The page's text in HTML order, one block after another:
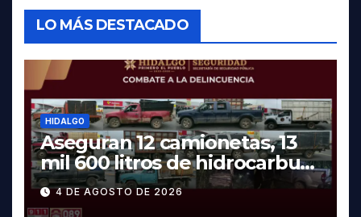
LO MÁS DESTACADO
HIDALGO
Aseguran 12 camionetas, 13
mil 600 litros de hidrocarburo
y dos vehículos robados en
Tula
4 DE AGOSTO DE 2026